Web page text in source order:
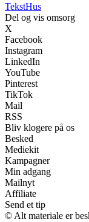
TekstHus
Del og vis omsorg
X
Facebook
Instagram
LinkedIn
YouTube
Pinterest
TikTok
Mail
RSS
Bliv klogere på os
Besked
Mediekit
Kampagner
Min adgang
Mailnyt
Affiliate
Send et tip
© Alt materiale er